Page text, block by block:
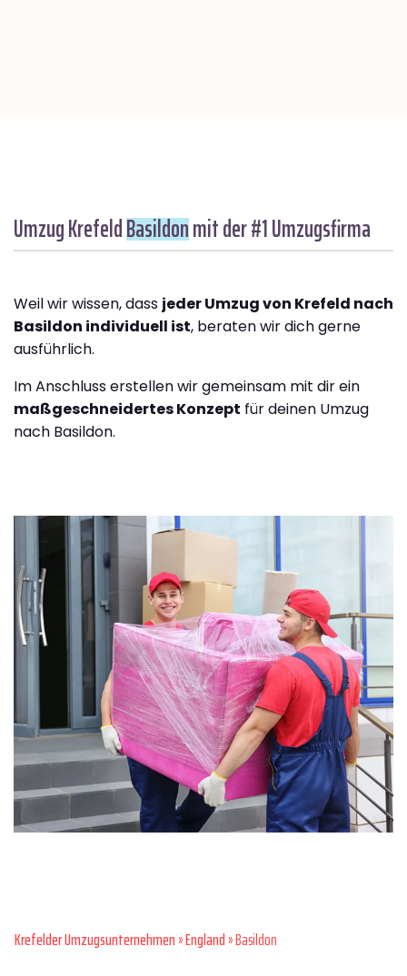
Umzug KrefeldBasildonmit der #1 Umzugsfirma
Weil wir wissen, dass jeder Umzug von Krefeld nach
Basildon individuell ist, beraten wir dich gerne
ausführlich.
Im Anschluss erstellen wir gemeinsam mit dir ein
maßgeschneidertes Konzept für deinen Umzug
nach Basildon.
Krefelder Umzugsunternehmen»England» Basildon